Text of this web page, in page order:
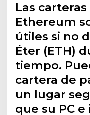
Las
Ethereum
útiles si no
Éter (ETH)
tiempo.
cartera de
un lugar
que su PC